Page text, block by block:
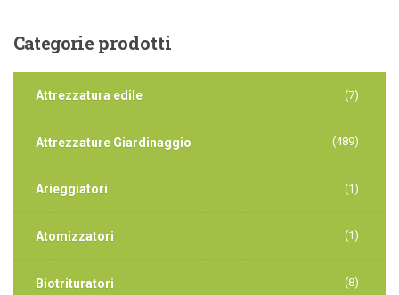
Categorieprodotti
Attrezzatura edile (7)
Attrezzature Giardinaggio (489)
Arieggiatori (1)
Atomizzatori (1)
Biotrituratori (8)